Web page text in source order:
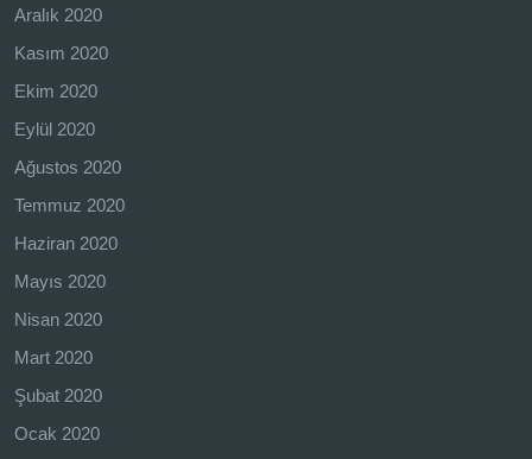
Aralık 2020
Kasım 2020
Ekim 2020
Eylül 2020
Ağustos 2020
Temmuz 2020
Haziran 2020
Mayıs 2020
Nisan 2020
Mart 2020
Şubat 2020
Ocak 2020